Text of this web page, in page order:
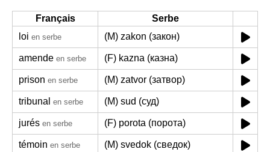
Français
Serbe
loi en serbe (M) zakon (закон)
amende en serbe (F) kazna (казна)
prison en serbe (M) zatvor (затвор)
tribunal en serbe (M) sud (суд)
jurés en serbe (F) porota (порота)
témoin en serbe
(M) svedok (сведок)